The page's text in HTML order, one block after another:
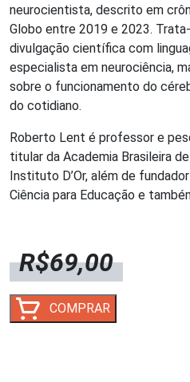
neurocientista, descrito em
Globo entre 2019 e 2023.
divulgação científica com
especialista em neurociência,
sobre o funcionamento do
do cotidiano.
Roberto Lent é professor e
titular da Academia Brasileira
Instituto D’Or, além de
Ciência para Educação e
R$69,00
Existo,
logo
COMPRAR